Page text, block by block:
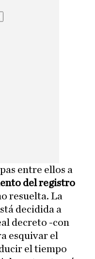
entre ellos a
del registro
resuelta. La
decidida a
decreto -con
esquivar el
el tiempo